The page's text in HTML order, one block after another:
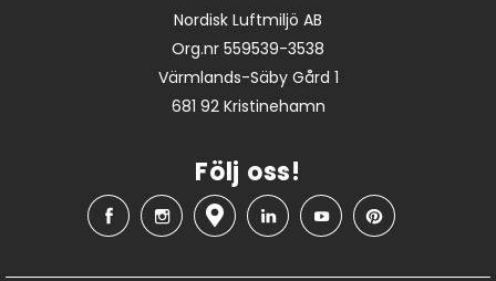
Nordisk Luftmiljö AB
Org.nr 559539-3538
Värmlands-Säby Gård 1
681 92 Kristinehamn
Följ oss!